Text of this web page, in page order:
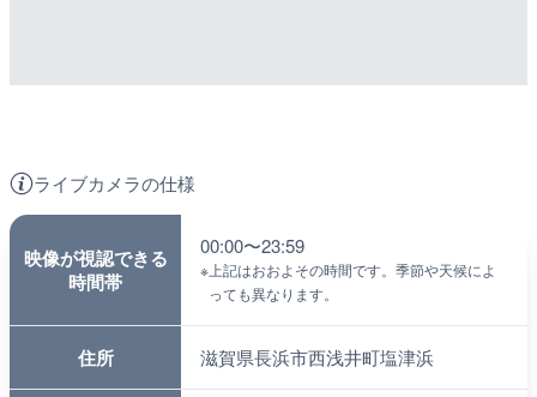
ライブカメラの仕様
映像が視認できる
時間帯
00:00〜23:59
※ 上記はおおよその時間です。季節や天候によ
っても異なります。
住所 滋賀県長浜市西浅井町塩津浜